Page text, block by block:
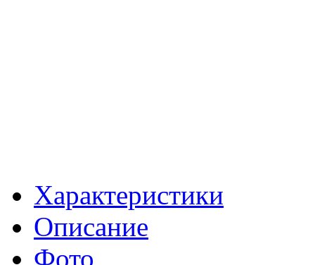
Характеристики
Описание
Фото